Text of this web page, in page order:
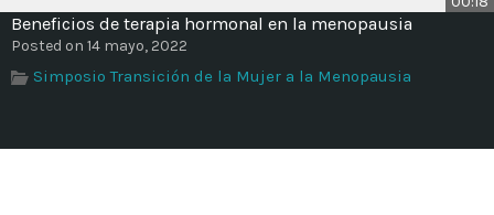
Beneficios de terapia hormonal en la menopausia
Posted on 14 mayo, 2022
Simposio Transición de la Mujer a la Menopausia